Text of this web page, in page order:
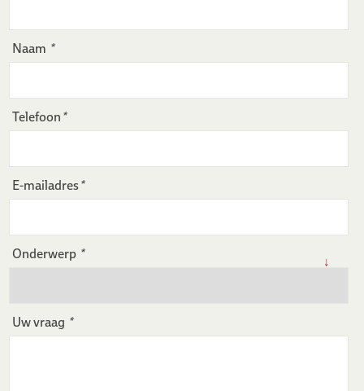
Naam *
Telefoon*
E-mailadres*
Onderwerp *
Uw vraag *